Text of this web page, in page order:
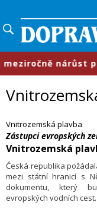
nárůst
Vnitrozemská plavba
Zástupci evropských
Vnitrozemská
Česká republika
mezi státní hranicí s
dokumentu, který
evropských vodních cest.